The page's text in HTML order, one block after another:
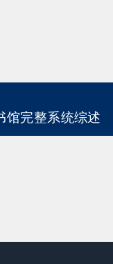
馆完整系统综述